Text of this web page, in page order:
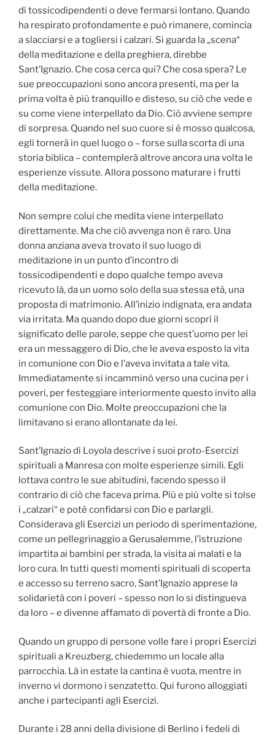
di tossicodipendenti o deve fermarsi lontano. Quando
ha respirato profondamente e può rimanere, comincia
a slacciarsi e a togliersi i calzari. Si guarda la „scena“
della meditazione e della preghiera, direbbe
Sant’Ignazio. Che cosa cerca qui? Che cosa spera? Le
sue preoccupazioni sono ancora presenti, ma per la
prima volta è più tranquillo e disteso, su ciò che vede e
su come viene interpellato da Dio. Ciò avviene sempre
di sorpresa. Quando nel suo cuore si è mosso qualcosa,
egli tornerà in quel luogo o – forse sulla scorta di una
storia biblica – contemplerà altrove ancora una volta le
esperienze vissute. Allora possono maturare i frutti
della meditazione.
Non sempre colui che medita viene interpellato
direttamente. Ma che ciò avvenga non è raro. Una
donna anziana aveva trovato il suo luogo di
meditazione in un punto d’incontro di
tossicodipendenti e dopo qualche tempo aveva
ricevuto là, da un uomo solo della sua stessa età, una
proposta di matrimonio. All’inizio indignata, era andata
via irritata. Ma quando dopo due giorni scoprì il
significato delle parole, seppe che quest’uomo per lei
era un messaggero di Dio, che le aveva esposto la vita
in comunione con Dio e l’aveva invitata a tale vita.
Immediatamente si incamminò verso una cucina per i
poveri, per festeggiare interiormente questo invito alla
comunione con Dio. Molte preoccupazioni che la
limitavano si erano allontanate da lei.
Sant’Ignazio di Loyola descrive i suoi proto-Esercizi
spirituali a Manresa con molte esperienze simili. Egli
lottava contro le sue abitudini, facendo spesso il
contrario di ciò che faceva prima. Più e più volte si tolse
i „calzari“ e potè confidarsi con Dio e parlargli.
Considerava gli Esercizi un periodo di sperimentazione,
come un pellegrinaggio a Gerusalemme, l’istruzione
impartita ai bambini per strada, la visita ai malati e la
loro cura. In tutti questi momenti spirituali di scoperta
e accesso su terreno sacro, Sant’Ignazio apprese la
solidarietà con i poveri – spesso non lo si distingueva
da loro – e divenne affamato di povertà di fronte a Dio.
Quando un gruppo di persone volle fare i propri Esercizi
spirituali a Kreuzberg, chiedemmo un locale alla
parrocchia. Là in estate la cantina è vuota, mentre in
inverno vi dormono i senzatetto. Qui furono alloggiati
anche i partecipanti agli Esercizi.
Durante i 28 anni della divisione di Berlino i fedeli di